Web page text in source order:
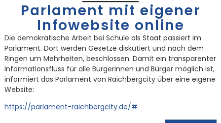
Parlament mit eigener
Infowebsite online
Die demokratische Arbeit bei Schule als Staat passiert im
Parlament. Dort werden Gesetze diskutiert und nach dem
Ringen um Mehrheiten, beschlossen. Damit ein transparenter
Informationsfluss für alle Bürgerinnen und Bürger möglich ist,
informiert das Parlament von Raichbergcity über eine eigene
Website:
https://parlament-raichbergcity.de/#